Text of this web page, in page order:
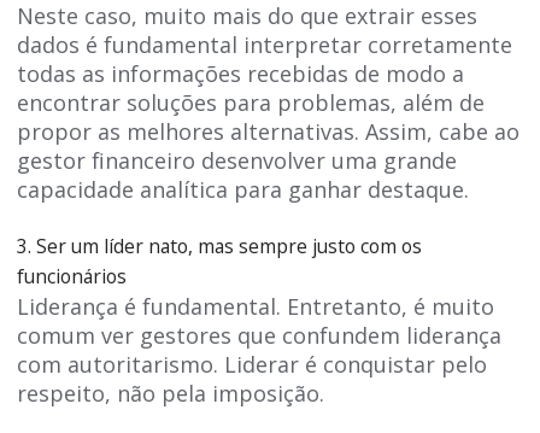
Neste caso, muito mais do que extrair esses
dados é fundamental interpretar corretamente
todas as informações recebidas de modo a
encontrar soluções para problemas, além de
propor as melhores alternativas. Assim, cabe ao
gestor financeiro desenvolver uma grande
capacidade analítica para ganhar destaque.
3. Ser um líder nato, mas sempre justo com os
funcionários
Liderança é fundamental. Entretanto, é muito
comum ver gestores que confundem liderança
com autoritarismo. Liderar é conquistar pelo
respeito, não pela imposição.